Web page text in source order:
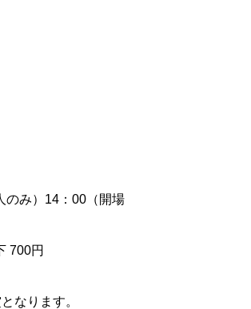
み）14：00（開場
700円
なります。